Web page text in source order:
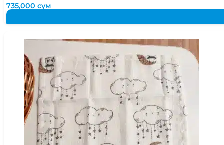
735,000сум